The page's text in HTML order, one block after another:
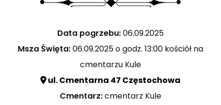
Data pogrzebu:06.09.2025
Msza Święta:06.09.2025 o godz. 13:00 kościół na
cmentarzu Kule
ul. Cmentarna 47 Częstochowa
Cmentarz:cmentarz Kule